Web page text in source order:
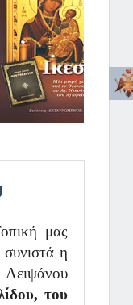
ΦΙΛΟΥΣ
μας
η
του